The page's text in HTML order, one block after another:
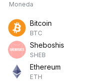
Moneda
Bitcoin
BTC
Sheboshis
SHEB
Ethereum
ETH